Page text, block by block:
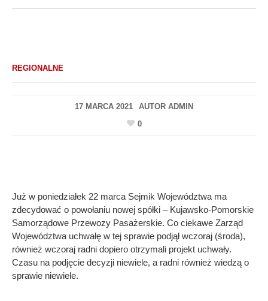
REGIONALNE
17 MARCA 2021 AUTOR ADMIN
0
Już w poniedziałek 22 marca Sejmik Województwa ma
zdecydować o powołaniu nowej spółki – Kujawsko-Pomorskie
Samorządowe Przewozy Pasażerskie. Co ciekawe Zarząd
Województwa uchwałę w tej sprawie podjął wczoraj (środa),
również wczoraj radni dopiero otrzymali projekt uchwały.
Czasu na podjęcie decyzji niewiele, a radni również wiedzą o
sprawie niewiele.